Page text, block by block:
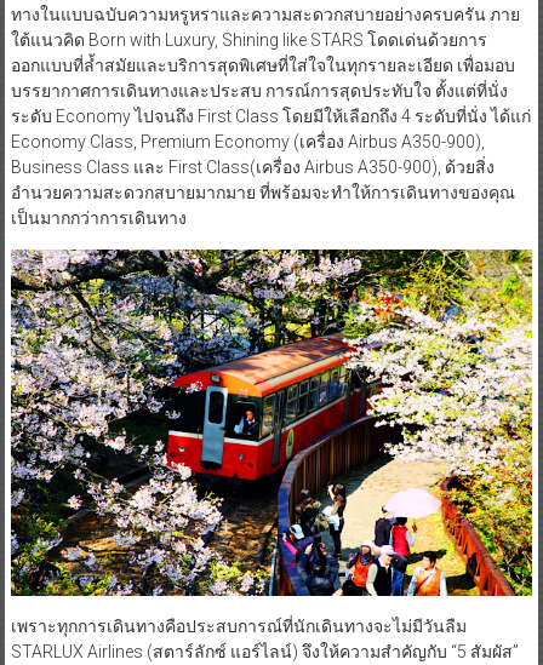
ทางในแบบฉบับความหรูหราและความสะดวกสบายอย่างครบครัน ภาย
ใต้แนวคิด Born with Luxury, Shining like STARS โดดเด่นด้วยการ
ออกแบบที่ล้ำสมัยและบริการสุดพิเศษที่ใส่ใจในทุกรายละเอียด เพื่อมอบ
บรรยากาศการเดินทางและประสบ การณ์การสุดประทับใจ ตั้งแต่ที่นั่ง
ระดับ Economy ไปจนถึง First Class โดยมีให้เลือกถึง 4 ระดับที่นั่ง ได้แก่
Economy Class, Premium Economy (เครื่อง Airbus A350-900),
Business Class และ First Class(เครื่อง Airbus A350-900), ด้วยสิ่ง
อำนวยความสะดวกสบายมากมาย ที่พร้อมจะทำให้การเดินทางของคุณ
เป็นมากกว่าการเดินทาง
เพราะทุกการเดินทางคือประสบการณ์ที่นักเดินทางจะไม่มีวันลืม
STARLUX Airlines (สตาร์ลักซ์ แอร์ไลน์) จึงให้ความสำคัญกับ “5 สัมผัส”